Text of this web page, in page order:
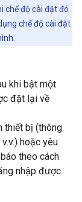
chế độ cài đặt đó
chế độ cài đặt
khi bật một
đặt lại về
thiết bị (thông
hoặc yêu
theo cách
nhập được